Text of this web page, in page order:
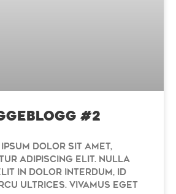
#2
ipsum dolor sit amet,
adipiscing elit. Nulla
in dolor interdum, id
ultrices. Vivamus eget